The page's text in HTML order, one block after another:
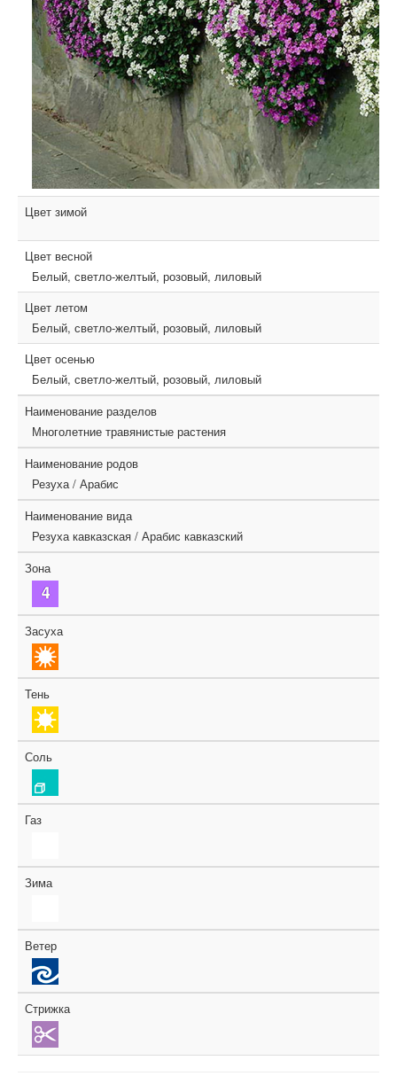
Цвет зимой
Цвет весной
Белый, светло-желтый, розовый, лиловый
Цвет летом
Белый, светло-желтый, розовый, лиловый
Цвет осенью
Белый, светло-желтый, розовый, лиловый
Наименование разделов
Многолетние травянистые растения
Наименование родов
Резуха / Арабис
Наименование вида
Резуха кавказская / Арабис кавказский
Зона
Засуха
Тень
Соль
Газ
Зима
Ветер
Стрижка